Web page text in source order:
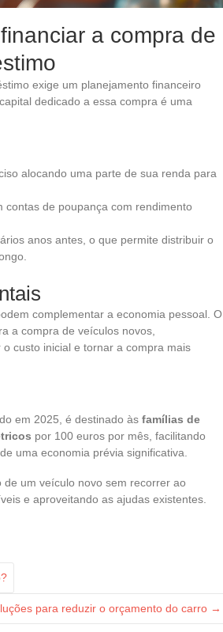
a compra de
exige um planejamento financeiro
dedicado a essa compra é uma
alocando uma parte de sua renda para
contas de poupança com rendimento
anos antes, o que permite distribuir o
complementar a economia pessoal. O
a compra de veículos novos,
custo inicial e tornar a compra mais
em 2025, é destinado às famílias de
por 100 euros por mês, facilitando
uma economia prévia significativa.
um veículo novo sem recorrer ao
e aproveitando as ajudas existentes.
para reduzir o orçamento do carro →